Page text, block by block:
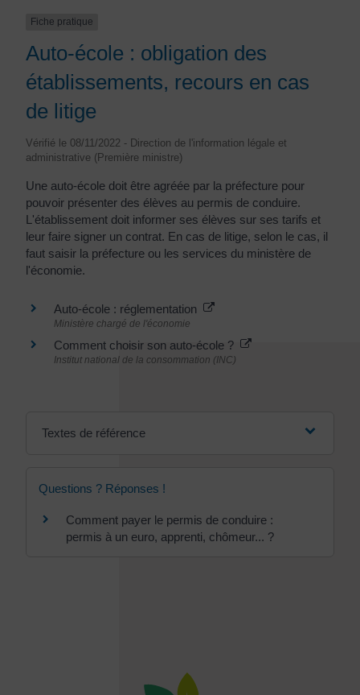
Fiche pratique
Auto-école : obligation des
établissements, recours en cas
de litige
Vérifié le 08/11/2022 - Direction de l'information légale et
administrative (Première ministre)
Une auto-école doit être agréée par la préfecture pour
pouvoir présenter des élèves au permis de conduire.
L'établissement doit informer ses élèves sur ses tarifs et
leur faire signer un contrat. En cas de litige, selon le cas, il
faut saisir la préfecture ou les services du ministère de
l'économie.
Auto-école : réglementation
Ministère chargé de l'économie
Comment choisir son auto-école ?
Institut national de la consommation (INC)
Textes de référence
Questions ? Réponses !
Comment payer le permis de conduire :
permis à un euro, apprenti, chômeur... ?